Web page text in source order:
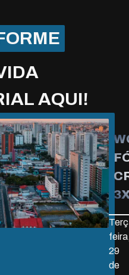
AQUI!
29
de